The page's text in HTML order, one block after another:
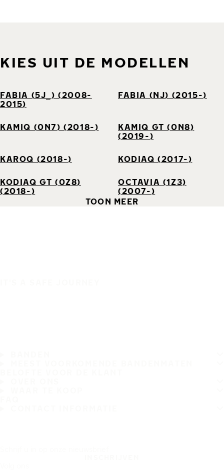
KIES UIT DE MODELLEN
FABIA (5J_) (2008-
2015)
FABIA (NJ) (2015-)
KAMIQ (0N7) (2018-)
KAMIQ GT (0N8)
(2019-)
KAROQ (2018-) KODIAQ (2017-)
KODIAQ GT (0Z8)
(2018-)
OCTAVIA (1Z3)
(2007-)
TOON MEER